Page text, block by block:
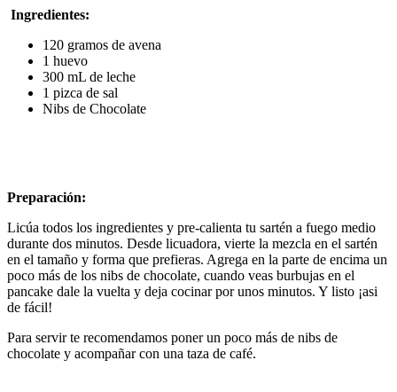
Ingredientes:
120 gramos de avena
1 huevo
300 mL de leche
1 pizca de sal
Nibs de Chocolate
Preparación:
Licúa todos los ingredientes y pre-calienta tu sartén a fuego medio
durante dos minutos. Desde licuadora, vierte la mezcla en el sartén
en el tamaño y forma que prefieras. Agrega en la parte de encima un
poco más de los nibs de chocolate, cuando veas burbujas en el
pancake dale la vuelta y deja cocinar por unos minutos. Y listo ¡asi
de fácil!
Para servir te recomendamos poner un poco más de nibs de
chocolate y acompañar con una taza de café.